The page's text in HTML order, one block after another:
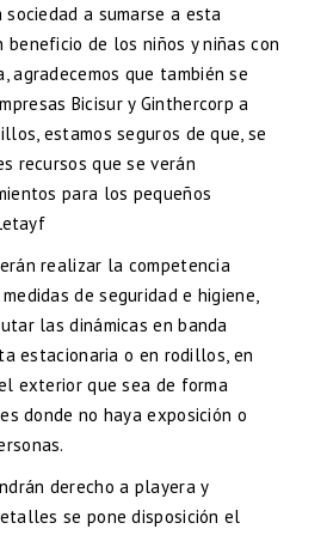
a sumarse a esta
beneficio de los niños y niñas con
agradecemos que también se
Bicisur y Ginthercorp a
estamos seguros de que, se
recursos que se verán
para los pequeños
realizar la competencia
de seguridad e higiene,
las dinámicas en banda
estacionaria o en rodillos, en
exterior que sea de forma
donde no haya exposición o
derecho a playera y
se pone disposición el